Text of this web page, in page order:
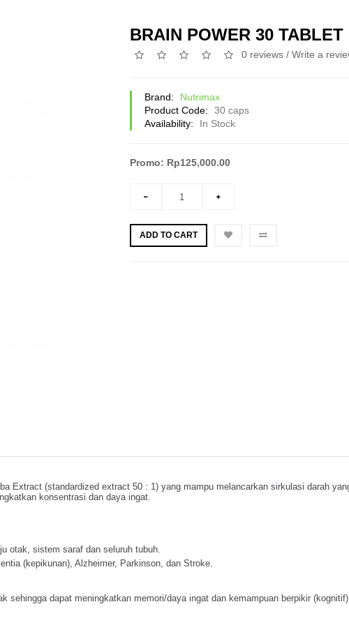
BRAIN POWER 30 TABLET
0 reviews/ Write a
Brand:
Nutrimax
Product Code:
30 caps
Availability:
In Stock
Promo: Rp125,000.00
ADD TO CART
Extract (standardized extract 50 : 1) yang mampu melancarkan sirkulasi darah
konsentrasi dan daya ingat.
otak, sistem saraf dan seluruh tubuh.
(kepikunan), Alzheimer, Parkinson, dan Stroke.
sehingga dapat meningkatkan memori/daya ingat dan kemampuan berpikir